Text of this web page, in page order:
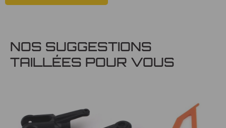
NOS SUGGESTIONS
TAILLÉES POUR VOUS